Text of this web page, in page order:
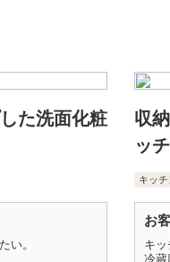
た洗面化粧
い。
収
ッ
キッ
お
キッ
冷蔵